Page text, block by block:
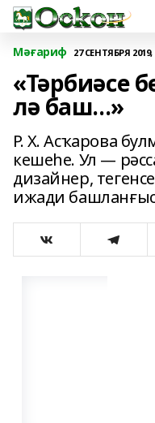
Мәғариф 27 СЕНТЯБРЯ 2019,
«Тәрбиәсе
лә баш...»
Р. Х. Асҡарова
кешеһе. Ул —
дизайнер,
ижади